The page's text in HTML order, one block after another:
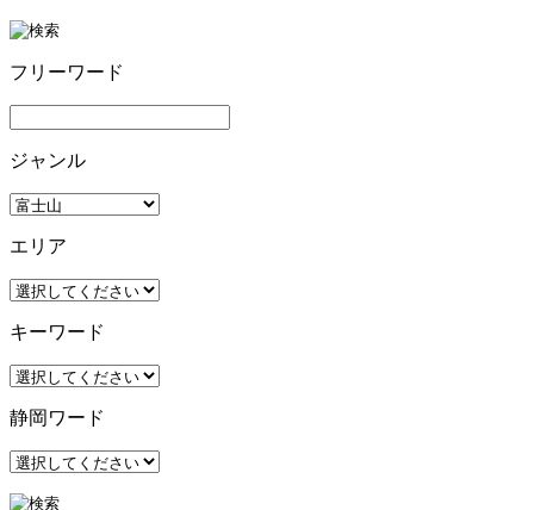
フリーワード
ジャンル
エリア
キーワード
静岡ワード